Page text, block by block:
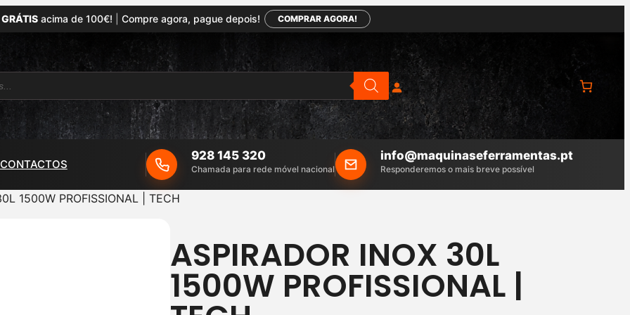
acima de 100€! Compre agora, pague depois! COMPRAR AGORA!
CONTACTOS
928 145 320
Chamada para rede móvel nacional
info@maquinaseferramentas.pt
Responderemos o mais breve possível
1500W PROFISSIONAL | TECH
ASPIRADOR INOX 30L
1500W PROFISSIONAL |